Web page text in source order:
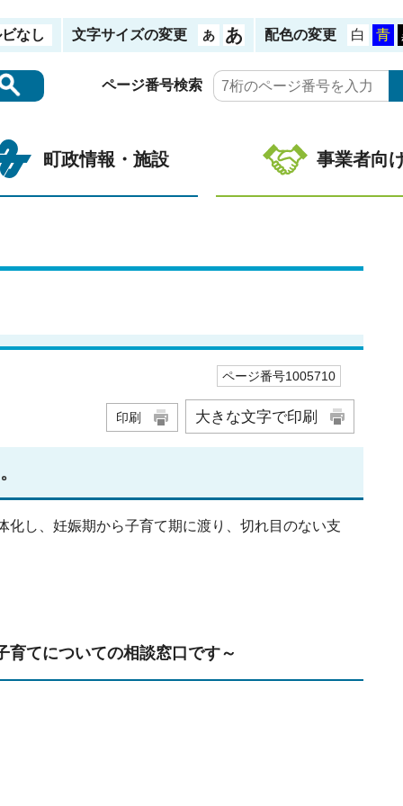
なし 文字サイズの変更 配色の変更
ページ番号検索
町政情報・施設 事業者向
ページ番号1005710
印刷 大きな文字で印刷
化し、妊娠期から子育て期に渡り、切れ目のない支
てについての相談窓口です～